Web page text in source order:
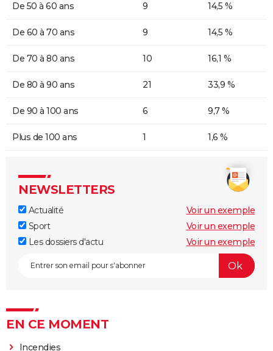
De 50 à 60 ans 9 14,5 %
De 60 à 70 ans 9 14,5 %
De 70 à 80 ans 10 16,1 %
De 80 à 90 ans 21 33,9 %
De 90 à 100 ans 6 9,7 %
Plus de 100 ans 1 1,6 %
NEWSLETTERS
Actualité
Voir un exemple
Sport
Voir un exemple
Les dossiers d'actu
Voir un exemple
EN CE MOMENT
Incendies